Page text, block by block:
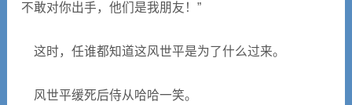
不敢对你出手，他们是我朋友！”
这时，任谁都知道这风世平是为了什么过来。
风世平缓死后侍从哈哈一笑。